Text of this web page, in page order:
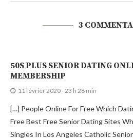
3
50S PLUS SENIOR DATING
MEMBERSHIP
11 février 2020 - 23 h 28 min
[…] People Online For Free Which
Free Best Free Senior Dating Sites
Singles In Los Angeles Catholic